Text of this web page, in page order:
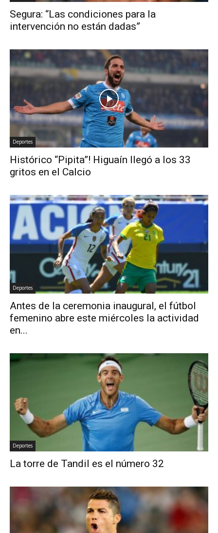
Segura: “Las condiciones para la
intervención no están dadas”
Deportes
Histórico “Pipita”! Higuaín llegó a los 33
gritos en el Calcio
Deportes
Antes de la ceremonia inaugural, el fútbol
femenino abre este miércoles la actividad
en...
Deportes
La torre de Tandil es el número 32